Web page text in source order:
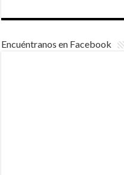
Encuéntranos en Facebook